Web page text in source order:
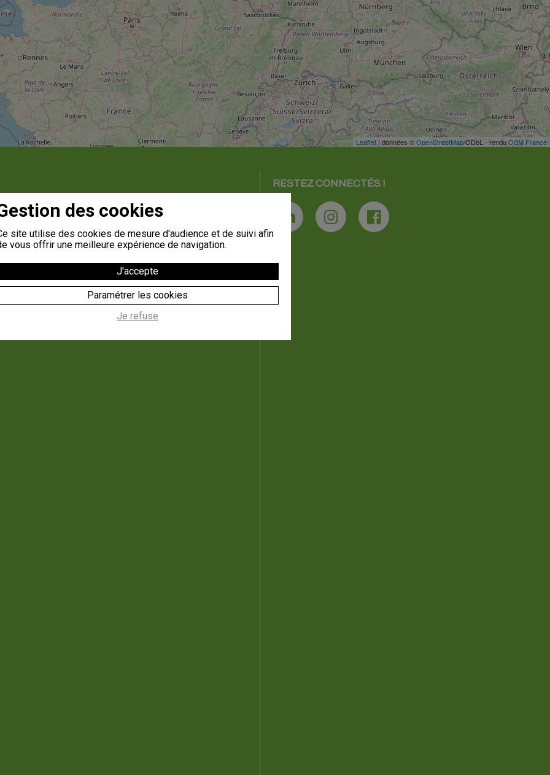
Leaflet | données ©OpenStreetMap/ODbL - renduOSM France
RESTEZ CONNECTÉS !
des cookies
site utilise des cookies de mesure d'audience et de suivi afin
vous offrir une meilleure expérience de navigation.
J'accepte
Paramétrer les cookies
Je refuse